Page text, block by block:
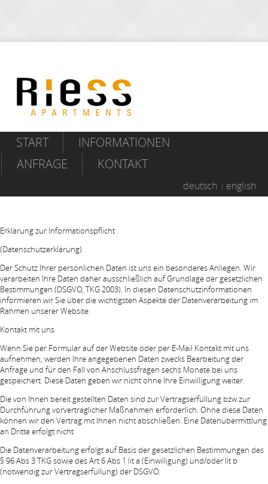
START
INFORMATIONEN
ANFRAGE
KONTAKT
deutsch english
Erklärung zur Informationspflicht
(Datenschutzerklärung)
Der Schutz Ihrer persönlichen Daten ist uns ein besonderes Anliegen. Wir
verarbeiten Ihre Daten daher ausschließlich auf Grundlage der gesetzlichen
Bestimmungen (DSGVO, TKG 2003). In diesen Datenschutzinformationen
informieren wir Sie über die wichtigsten Aspekte der Datenverarbeitung im
Rahmen unserer Website.
Kontakt mit uns
Wenn Sie per Formular auf der Website oder per E-Mail Kontakt mit uns
aufnehmen, werden Ihre angegebenen Daten zwecks Bearbeitung der
Anfrage und für den Fall von Anschlussfragen sechs Monate bei uns
gespeichert. Diese Daten geben wir nicht ohne Ihre Einwilligung weiter.
Die von Ihnen bereit gestellten Daten sind zur Vertragserfüllung bzw zur
Durchführung vorvertraglicher Maßnahmen erforderlich. Ohne diese Daten
können wir den Vertrag mit Ihnen nicht abschließen. Eine Datenübermittlung
an Dritte erfolgt nicht
Die Datenverarbeitung erfolgt auf Basis der gesetzlichen Bestimmungen des
§ 96 Abs 3 TKG sowie des Art 6 Abs 1 lit a (Einwilligung) und/oder lit b
(notwendig zur Vertragserfüllung) der DSGVO.